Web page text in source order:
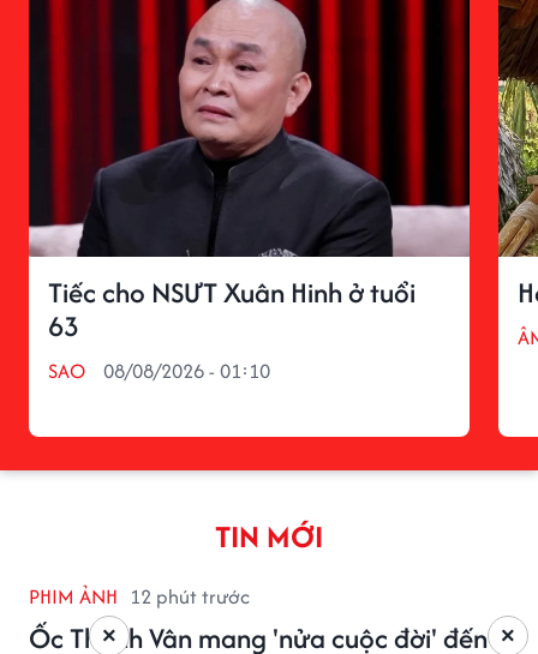
Tiếc cho NSƯT Xuân Hinh ở tuổi
63
SAO 08/08/2026 - 01:10
TIN MỚI
PHIM ẢNH 12 phút trước
Ốc Thanh Vân mang 'nửa cuộc đời' đến ×
×